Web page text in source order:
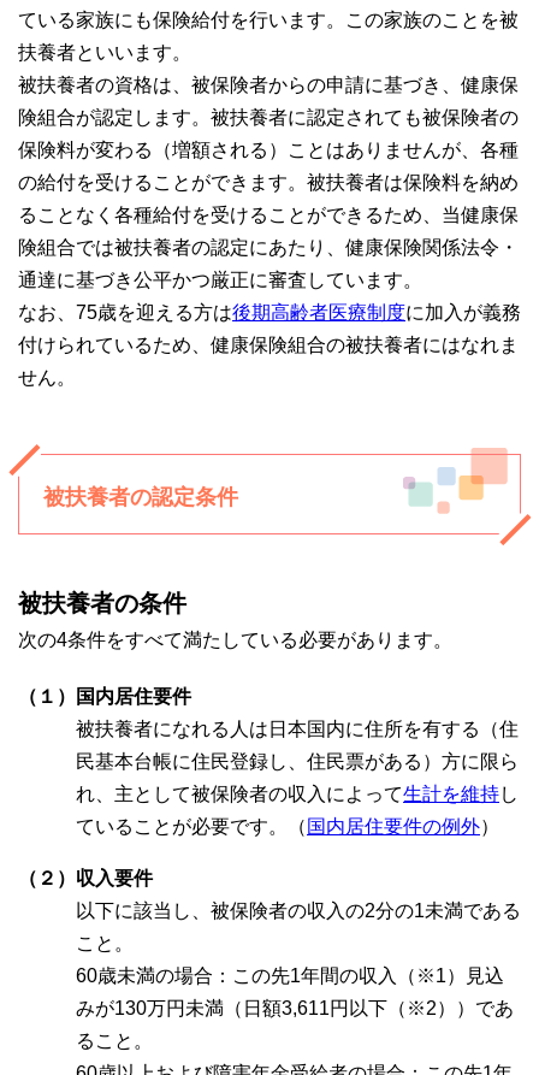
ている家族にも保険給付を行います。この家族のことを被
扶養者といいます。
被扶養者の資格は、被保険者からの申請に基づき、健康保
険組合が認定します。被扶養者に認定されても被保険者の
保険料が変わる（増額される）ことはありませんが、各種
の給付を受けることができます。被扶養者は保険料を納め
ることなく各種給付を受けることができるため、当健康保
険組合では被扶養者の認定にあたり、健康保険関係法令・
通達に基づき公平かつ厳正に審査しています。
なお、75歳を迎える方は後期高齢者医療制度に加入が義務
付けられているため、健康保険組合の被扶養者にはなれま
せん。
被扶養者の認定条件
被扶養者の条件
次の4条件をすべて満たしている必要があります。
（１）国内居住要件
被扶養者になれる人は日本国内に住所を有する（住
民基本台帳に住民登録し、住民票がある）方に限ら
れ、主として被保険者の収入によって生計を維持し
ていることが必要です。（ 国内居住要件の例外）
（２）収入要件
以下に該当し、被保険者の収入の2分の1未満である
こと。
60歳未満の場合：この先1年間の収入（※1）見込
みが130万円未満（日額3,611円以下（※2））であ
ること。